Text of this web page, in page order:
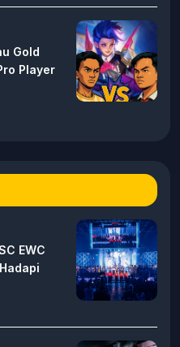
Gold
Player
EWC